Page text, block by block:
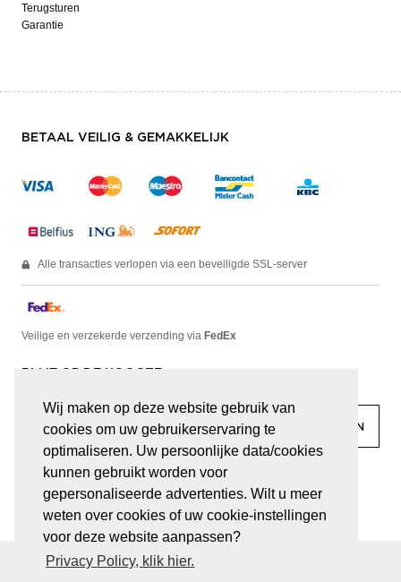
Wij maken op deze website gebruik van
cookies om uw gebruikerservaring te
optimaliseren. Uw persoonlijke data/cookies
kunnen gebruikt worden voor
gepersonaliseerde advertenties. Wilt u meer
weten over cookies of uw cookie-instellingen
voor deze website aanpassen?
Privacy Policy, klik hier.
Terugsturen
Garantie
BETAAL VEILIG & GEMAKKELIJK
Alle transacties verlopen via een beveiligde SSL-server
Veilige en verzekerde verzending via FedEx
BLIJF OP DE HOOGTE
facebook linkedin
© JUWELEN HAESEVOETS 2026